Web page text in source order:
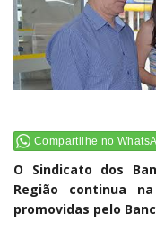
Compartilhe no
O Sindicato dos
Região continua
promovidas pelo